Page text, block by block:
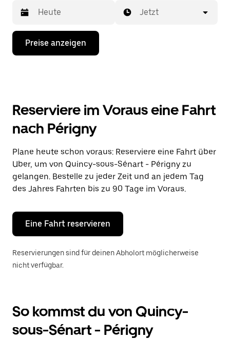
Drücke
Nach-
Kalender
interagieren
ein
Datum
auszuwählen.
Drücke
die
Escape-
um
den
Kalender
schließen.
Jetzt
Preise anzeigen
Reserviere im Voraus eine Fahrt
nach Périgny
Plane heute schon voraus: Reserviere eine Fahrt über
Uber, um von Quincy-sous-Sénart - Périgny zu
gelangen. Bestelle zu jeder Zeit und an jedem Tag
des Jahres Fahrten bis zu 90 Tage im Voraus.
Eine Fahrt reservieren
Reservierungen sind für deinen Abholort möglicherweise
nicht verfügbar.
So kommst du von Quincy-
sous-Sénart - Périgny